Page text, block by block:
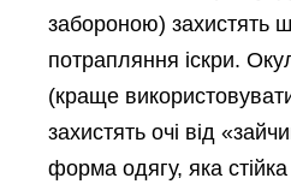
забороною) захистять
потрапляння іскри.
(краще
захистять очі від
форма одягу, яка